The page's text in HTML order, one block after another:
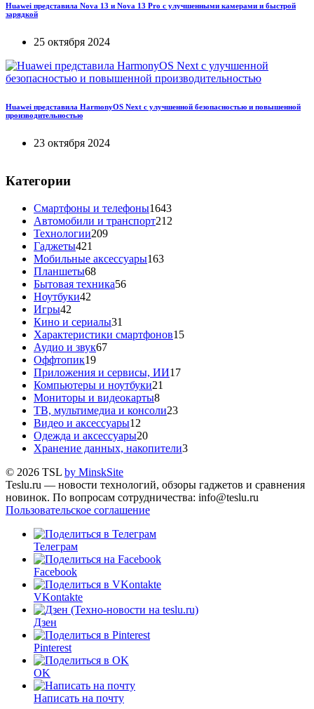
Huawei представила Nova 13 и Nova 13 Pro с улучшенными камерами и быстрой
зарядкой
25 октября 2024
Huawei представила HarmonyOS Next с улучшенной безопасностью и повышенной
производительностью
23 октября 2024
Категории
Смартфоны и телефоны1643
Автомобили и транспорт212
Технологии209
Гаджеты421
Мобильные аксессуары163
Планшеты68
Бытовая техника56
Ноутбуки42
Игры42
Кино и сериалы31
Характеристики смартфонов15
Аудио и звук67
Оффтопик19
Приложения и сервисы, ИИ17
Компьютеры и ноутбуки21
Мониторы и видеокарты8
ТВ, мультимедиа и консоли23
Видео и аксессуары12
Одежда и аксессуары20
Хранение данных, накопители3
© 2026 TSL by MinskSite
Teslu.ru — новости технологий, обзоры гаджетов и сравнения
новинок. По вопросам сотрудничества: info@teslu.ru
Пользовательское соглашение
Телеграм
Facebook
VKontakte
Дзен
Pinterest
OK
Написать на почту